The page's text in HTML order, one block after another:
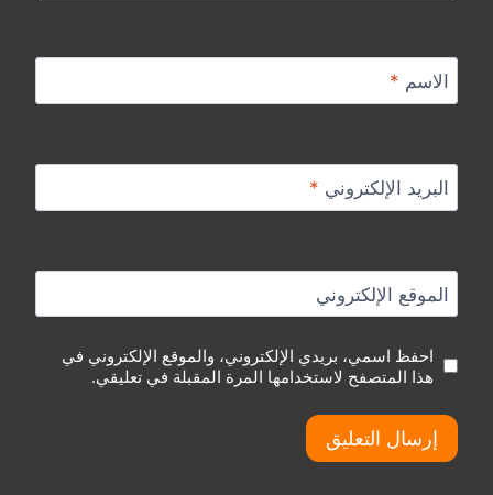
الاسم *
البريد الإلكتروني *
الموقع الإلكتروني
احفظ اسمي، بريدي الإلكتروني، والموقع الإلكتروني في
هذا المتصفح لاستخدامها المرة المقبلة في تعليقي.